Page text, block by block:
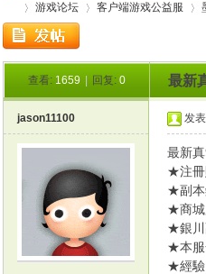
游戏论坛
›
客户端游戏公益服
›
查看: 1659 回复: 0 最新
jason11100 发
最新
★注冊
★副本
★商城
★銀川
★本服
★經驗